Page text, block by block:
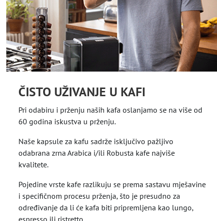
ČISTO UŽIVANJE U KAFI
Pri odabiru i prženju naših kafa oslanjamo se na više od
60 godina iskustva u prženju.
Naše kapsule za kafu sadrže isključivo pažljivo
odabrana zrna Arabica i/ili Robusta kafe najviše
kvalitete.
Pojedine vrste kafe razlikuju se prema sastavu mješavine
i specifičnom procesu prženja, što je presudno za
određivanje da li će kafa biti pripremljena kao lungo,
espresso ili ristretto.